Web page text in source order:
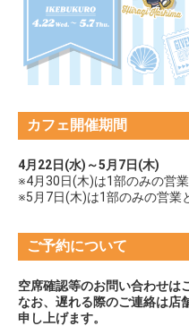
カフェ開催期間
4月22日(水)～5月7日(木)
※4月30日(木)は1部のみの営
※5月7日(木)は1部のみの営業
ご予約について
空席確認等のお問い合わせは
なお、遅れる際のご連絡は店
申し上げます。